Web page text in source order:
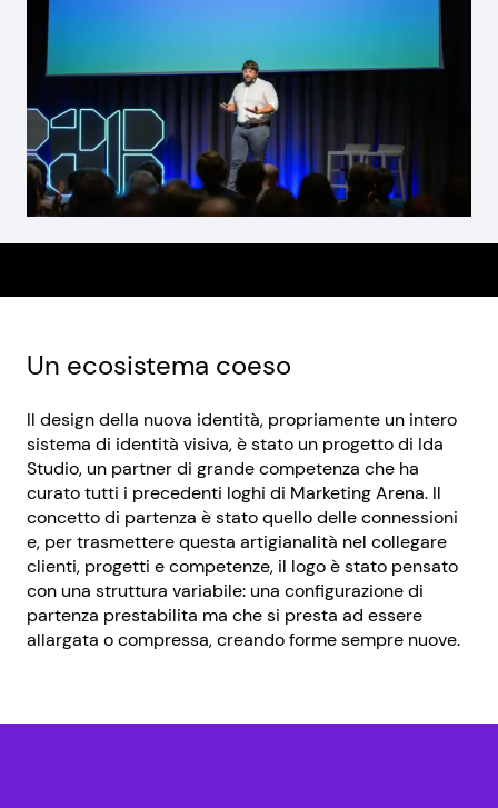
Un ecosistema coeso
Il design della nuova identità, propriamente un intero
sistema di identità visiva, è stato un progetto di Ida
Studio, un partner di grande competenza che ha
curato tutti i precedenti loghi di Marketing Arena. Il
concetto di partenza è stato quello delle connessioni
e, per trasmettere questa artigianalità nel collegare
clienti, progetti e competenze, il logo è stato pensato
con una struttura variabile: una configurazione di
partenza prestabilita ma che si presta ad essere
allargata o compressa, creando forme sempre nuove.